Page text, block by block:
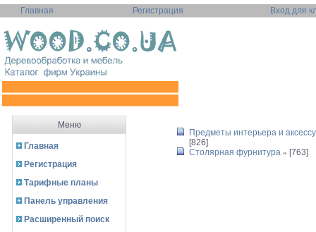
Главная Регистрация Вход для
Меню
Главная
Регистрация
Тарифные планы
Панель управления
Расширенный поиск
Предметы интерьера и
[826]
Столярная фурнитура » [763]